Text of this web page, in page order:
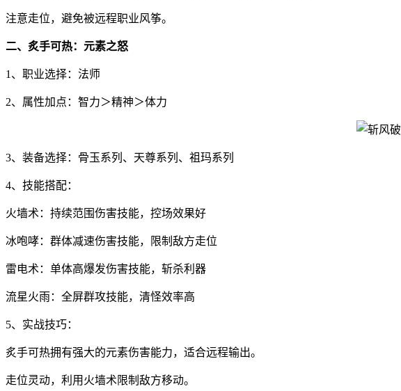
注意走位，避免被远程职业风筝。
二、炙手可热：元素之怒
1、职业选择：法师
2、属性加点：智力＞精神＞体力
3、装备选择：骨玉系列、天尊系列、祖玛系列
4、技能搭配：
火墙术：持续范围伤害技能，控场效果好
冰咆哮：群体减速伤害技能，限制敌方走位
雷电术：单体高爆发伤害技能，斩杀利器
流星火雨：全屏群攻技能，清怪效率高
5、实战技巧：
炙手可热拥有强大的元素伤害能力，适合远程输出。
走位灵动，利用火墙术限制敌方移动。